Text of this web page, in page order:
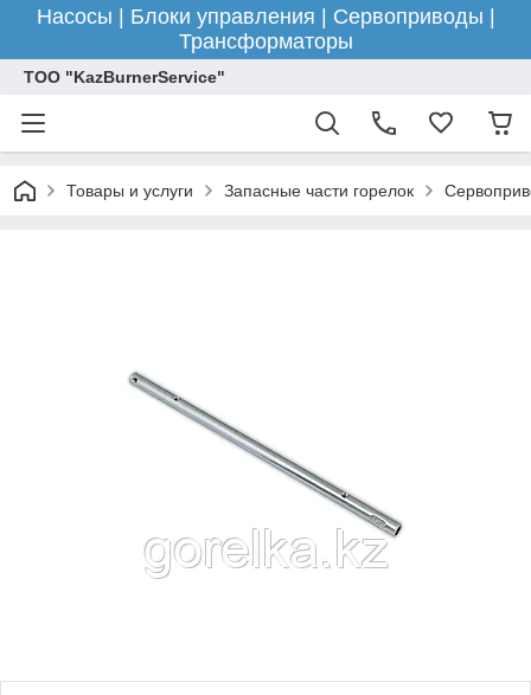
Насосы | Блоки управления | Сервоприводы |
Трансформаторы
ТОО "KazBurnerService"
Товары и услуги Запасные части горелок